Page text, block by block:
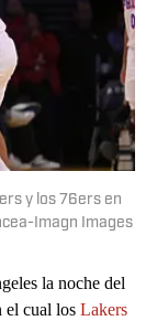
y los 76ers en
Imagn Images
la noche del
el cual los Lakers